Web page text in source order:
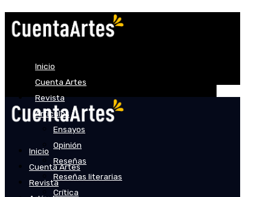
Inicio
Cuenta Artes
Revista
Artículos
Ensayos
Opinión
Reseñas
Reseñas literarias
Crítica
Inicio
Cuenta Artes
Revista